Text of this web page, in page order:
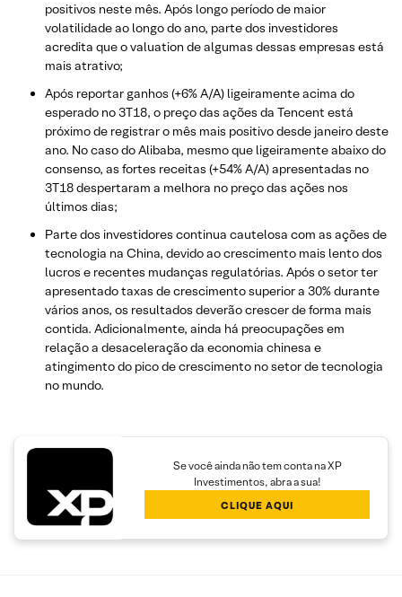
positivos neste mês. Após longo período de maior
volatilidade ao longo do ano, parte dos investidores
acredita que o valuation de algumas dessas empresas está
mais atrativo;
Após reportar ganhos (+6% A/A) ligeiramente acima do
esperado no 3T18, o preço das ações da Tencent está
próximo de registrar o mês mais positivo desde janeiro deste
ano. No caso do Alibaba, mesmo que ligeiramente abaixo do
consenso, as fortes receitas (+54% A/A) apresentadas no
3T18 despertaram a melhora no preço das ações nos
últimos dias;
Parte dos investidores continua cautelosa com as ações de
tecnologia na China, devido ao crescimento mais lento dos
lucros e recentes mudanças regulatórias. Após o setor ter
apresentado taxas de crescimento superior a 30% durante
vários anos, os resultados deverão crescer de forma mais
contida. Adicionalmente, ainda há preocupações em
relação a desaceleração da economia chinesa e
atingimento do pico de crescimento no setor de tecnologia
no mundo.
Se você ainda não tem conta na XP
Investimentos, abra a sua!
CLIQUE AQUI